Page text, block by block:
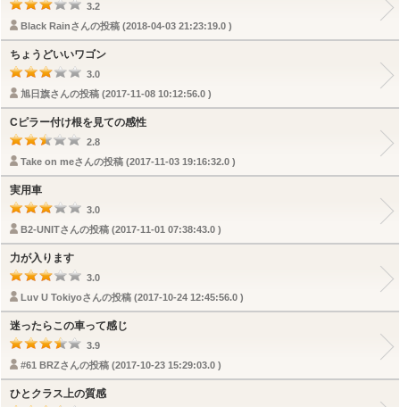
3.2
Black Rainさんの投稿 (2018-04-03 21:23:19.0 )
ちょうどいいワゴン
3.0
旭日旗さんの投稿 (2017-11-08 10:12:56.0 )
Cピラー付け根を見ての感性
2.8
Take on meさんの投稿 (2017-11-03 19:16:32.0 )
実用車
3.0
B2-UNITさんの投稿 (2017-11-01 07:38:43.0 )
力が入ります
3.0
Luv U Tokiyoさんの投稿 (2017-10-24 12:45:56.0 )
迷ったらこの車って感じ
3.9
#61 BRZさんの投稿 (2017-10-23 15:29:03.0 )
ひとクラス上の質感